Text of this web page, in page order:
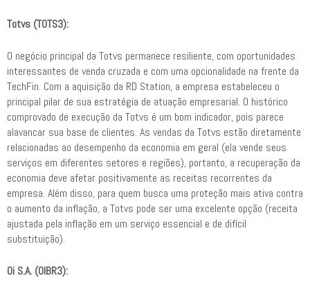
Totvs (TOTS3):
O negócio principal da Totvs permanece resiliente, com oportunidades
interessantes de venda cruzada e com uma opcionalidade na frente da
TechFin. Com a aquisição da RD Station, a empresa estabeleceu o
principal pilar de sua estratégia de atuação empresarial. O histórico
comprovado de execução da Totvs é um bom indicador, pois parece
alavancar sua base de clientes. As vendas da Totvs estão diretamente
relacionadas ao desempenho da economia em geral (ela vende seus
serviços em diferentes setores e regiões), portanto, a recuperação da
economia deve afetar positivamente as receitas recorrentes da
empresa. Além disso, para quem busca uma proteção mais ativa contra
o aumento da inflação, a Totvs pode ser uma excelente opção (receita
ajustada pela inflação em um serviço essencial e de difícil
substituição).
Oi S.A. (OIBR3):